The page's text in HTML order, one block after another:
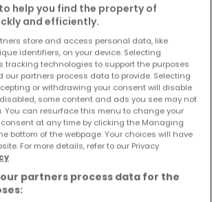
Immobilien in der Nähe
Immobilien gefunden, die Sie
Diese vorgeschlagenen Anzeigen
interessieren.
help you find the property of
and efficiently.
store and access personal data, like
identifiers, on your device. Selecting
tracking technologies to support the purposes
our partners process data to provide. Selecting
or withdrawing your consent will disable
some content and ads you see may not
You can resurface this menu to change your
at any time by clicking the Managing
bottom of the webpage. Your choices will have
For more details, refer to our Privacy
partners process data for the